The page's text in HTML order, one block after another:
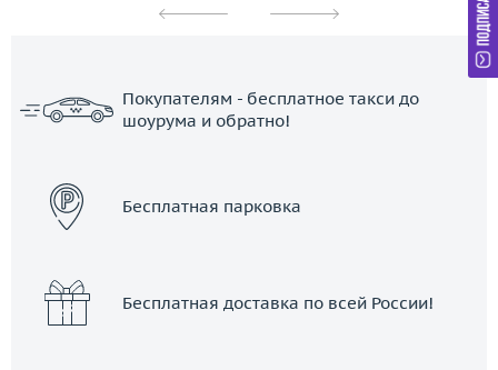
Покупателям - бесплатное такси до
шоурума и обратно!
Бесплатная парковка
Бесплатная доставка по всей России!